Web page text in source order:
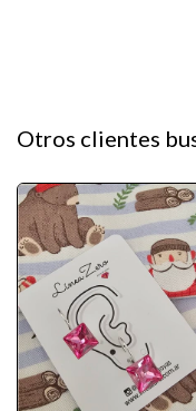
Otros clientes